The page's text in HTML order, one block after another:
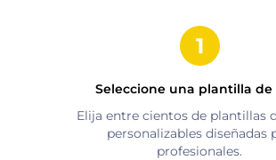
Seleccione una plantilla de
Elija entre cientos de plantillas
personalizables diseñadas
profesionales.